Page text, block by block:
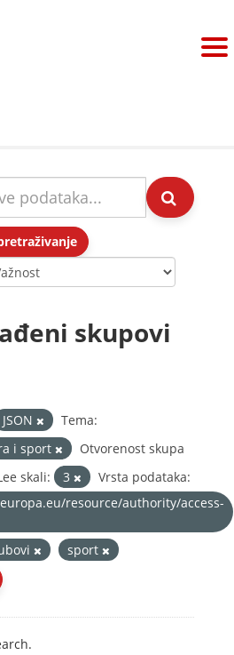
skupovi
JSON
Tema:
i sport
Otvorenost skupa
skali:
3
Vrsta podataka:
resource/authority/access-
sport